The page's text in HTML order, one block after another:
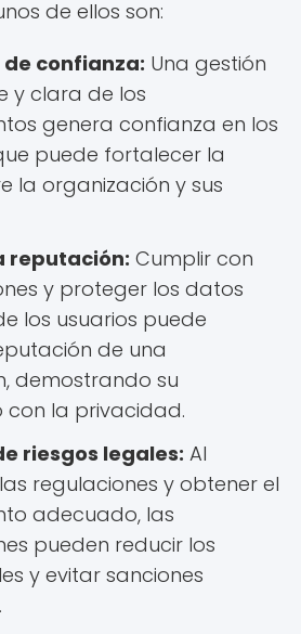
de ellos son:
confianza: Una gestión
y clara de los
genera confianza en los
puede fortalecer la
la organización y sus
reputación: Cumplir con
y proteger los datos
los usuarios puede
de una
demostrando su
con la privacidad.
riesgos legales: Al
regulaciones y obtener el
adecuado, las
pueden reducir los
y evitar sanciones